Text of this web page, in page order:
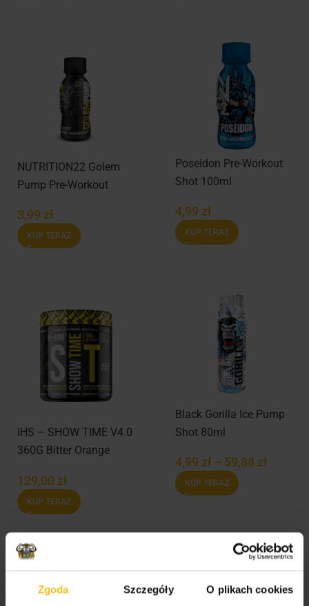
Zgoda Szczegóły O plikach cookies
NUTRITION22 Golem
Pump Pre-Workout
3,99 zł
KUP TERAZ
Poseidon Pre-Workout
Shot 100ml
4,99 zł
KUP TERAZ
IHS – SHOW TIME V4.0
360G Bitter Orange
129,00 zł
KUP TERAZ
Black Gorilla Ice Pump
Shot 80ml
4,99 zł – 59,88 zł
KUP TERAZ